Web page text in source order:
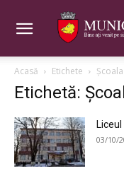
Acasă Etichete Şcoala
Etichetă:
03/10/